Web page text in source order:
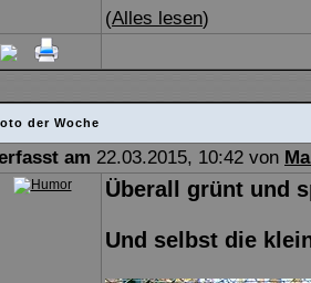
(Alles lesen)
der Woche
am 22.03.2015, 10:42 von
Überall grünt und
Und selbst die